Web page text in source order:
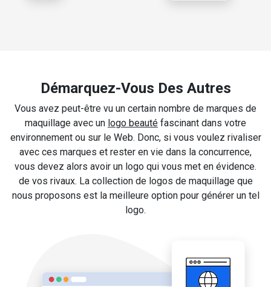
Démarquez-Vous Des Autres
Vous avez peut-être vu un certain nombre de marques de
maquillage avec un logo beauté fascinant dans votre
environnement ou sur le Web. Donc, si vous voulez rivaliser
avec ces marques et rester en vie dans la concurrence,
vous devez alors avoir un logo qui vous met en évidence.
de vos rivaux. La collection de logos de maquillage que
nous proposons est la meilleure option pour générer un tel
logo.